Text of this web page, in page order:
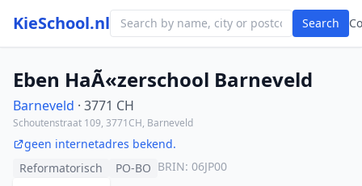
KieSchool.nl Search
Eben HaÃ«zerschool Barneveld
Barneveld · 3771 CH
Schoutenstraat 109, 3771CH, Barneveld
geen internetadres bekend.
Reformatorisch
PO-BO BRIN: 06JP00